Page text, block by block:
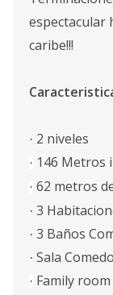
espectacular
caribe!!!
· 2 niveles
· 146 Metros
· 62 metros
· 3
· 3 Baños
· Sala
· Family room